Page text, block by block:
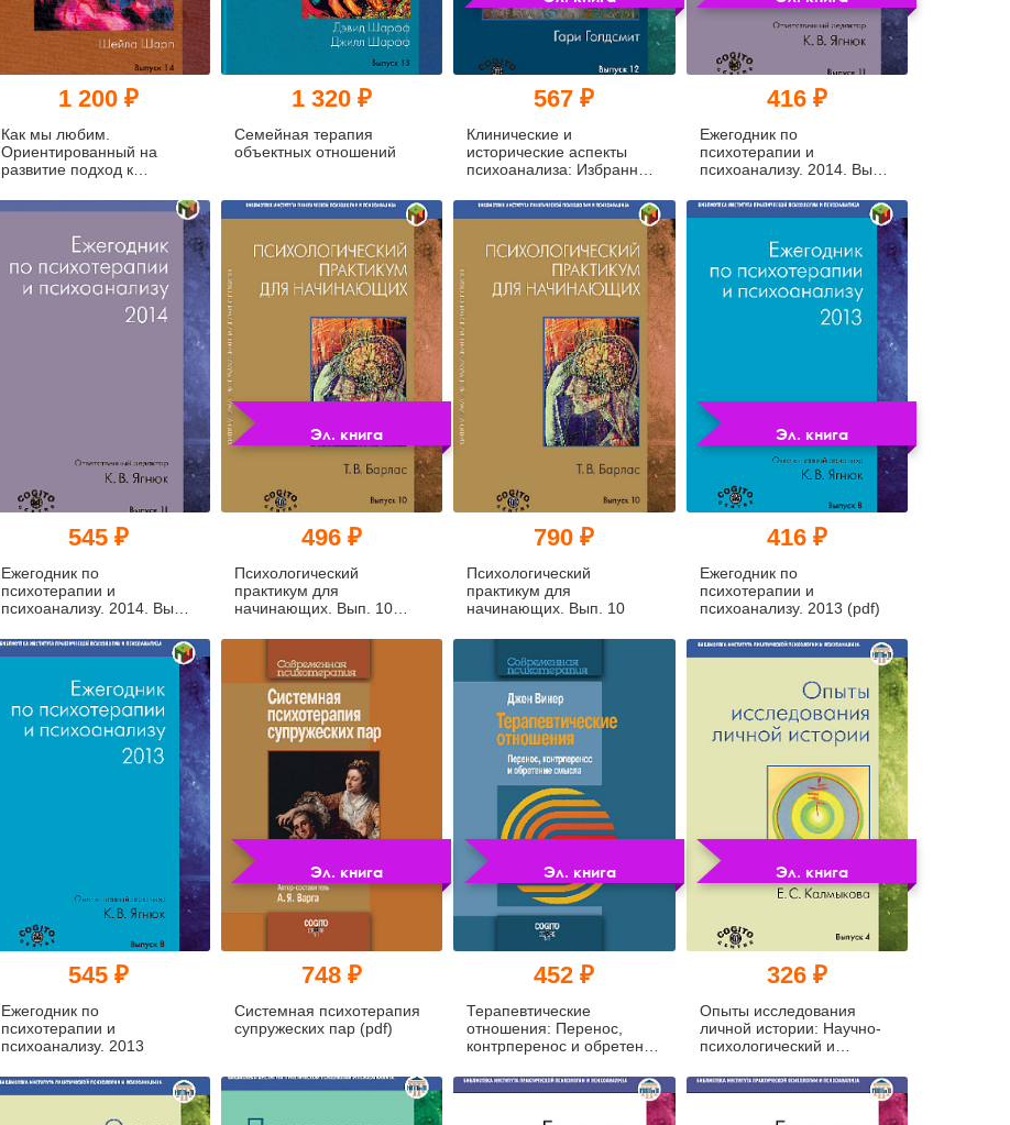
1 200 ₽
Как мы любим.
Ориентированный на
развитие подход к
1 320 ₽
Семейная терапия
объектных отношений
567 ₽
Клинические и
исторические аспекты
психоанализа: Избранные
416 ₽
Ежегодник по
психотерапии и
психоанализу. 2014. Вып.
545 ₽
Ежегодник по
психотерапии и
психоанализу. 2014. Вып.
Эл. книга
496 ₽
Психологический
практикум для
начинающих. Вып. 10
790 ₽
Психологический
практикум для
начинающих. Вып. 10
Эл. книга
416 ₽
Ежегодник по
психотерапии и
психоанализу. 2013 (pdf)
545 ₽
Ежегодник по
психотерапии и
психоанализу. 2013
Эл. книга
748 ₽
Системная психотерапия
супружеских пар (pdf)
Эл. книга
452 ₽
Терапевтические
отношения: Перенос,
контрперенос и обретение
Эл. книга
326 ₽
Опыты исследования
личной истории: Научно-
психологический и